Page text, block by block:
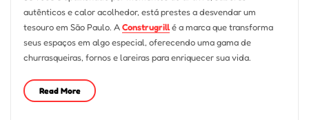
autênticos e calor acolhedor, está prestes a desvendar um
tesouro em São Paulo. AConstrugrillé a marca que transforma
seus espaços em algo especial, oferecendo uma gama de
churrasqueiras, fornos e lareiras para enriquecer sua vida.
Read More